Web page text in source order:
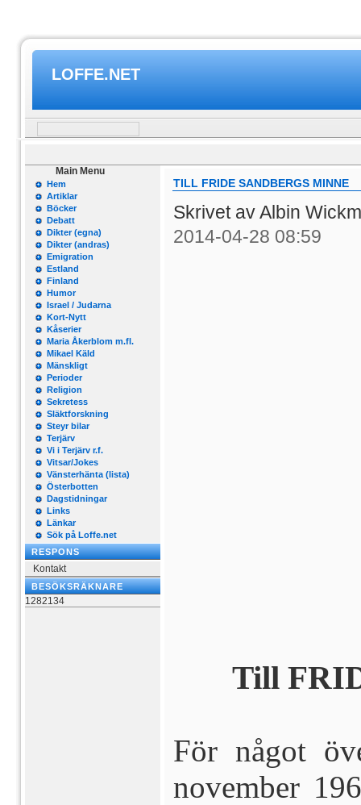
LOFFE.NET
Main Menu
Hem
Artiklar
Böcker
Debatt
Dikter (egna)
Dikter (andras)
Emigration
Estland
Finland
Humor
Israel / Judarna
Kort-Nytt
Kåserier
Maria Åkerblom m.fl.
Mikael Käld
Mänskligt
Perioder
Religion
Sekretess
Släktforskning
Steyr bilar
Terjärv
Vi i Terjärv r.f.
Vitsar/Jokes
Vänsterhänta (lista)
Österbotten
Dagstidningar
Links
Länkar
Sök på Loffe.net
RESPONS
Kontakt
BESÖKSRÄKNARE
1282134
TILL FRIDE SANDBERGS MINNE
Skrivet av Albin
2014-04-28 08:59
Till
För något
november